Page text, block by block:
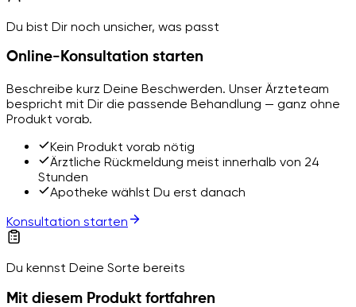
Du bist Dir noch unsicher, was passt
Online-Konsultation starten
Beschreibe kurz Deine Beschwerden. Unser Ärzteteam
bespricht mit Dir die passende Behandlung — ganz ohne
Produkt vorab.
Kein Produkt vorab nötig
Ärztliche Rückmeldung meist innerhalb von 24
Stunden
Apotheke wählst Du erst danach
Konsultation starten
Du kennst Deine Sorte bereits
Mit diesem Produkt fortfahren